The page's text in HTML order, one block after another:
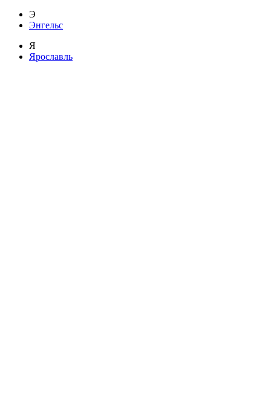
Э
Энгельс
Я
Ярославль